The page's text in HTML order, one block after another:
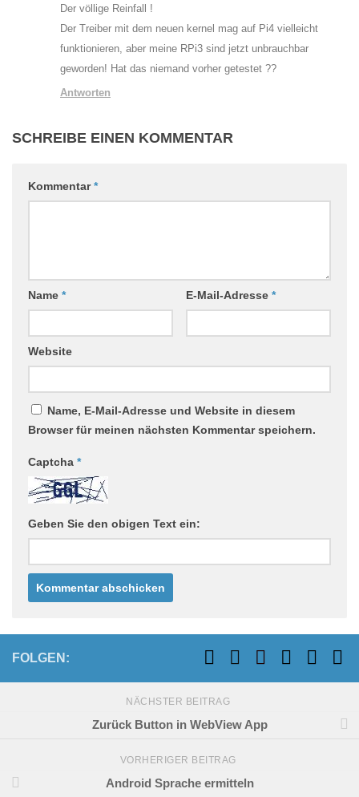
Der völlige Reinfall !
Der Treiber mit dem neuen kernel mag auf Pi4 vielleicht
funktionieren, aber meine RPi3 sind jetzt unbrauchbar
geworden! Hat das niemand vorher getestet ??
Antworten
SCHREIBE EINEN KOMMENTAR
Kommentar*
Name * E-Mail-Adresse *
Website
Name, E-Mail-Adresse und Website in diesem
Browser für meinen nächsten Kommentar speichern.
Captcha *
Geben Sie den obigen Text ein:
FOLGEN:
NÄCHSTER BEITRAG
Zurück Button in WebView App
VORHERIGER BEITRAG
Android Sprache ermitteln